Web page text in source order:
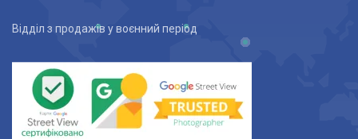
Відділ з продажів у воєнний період